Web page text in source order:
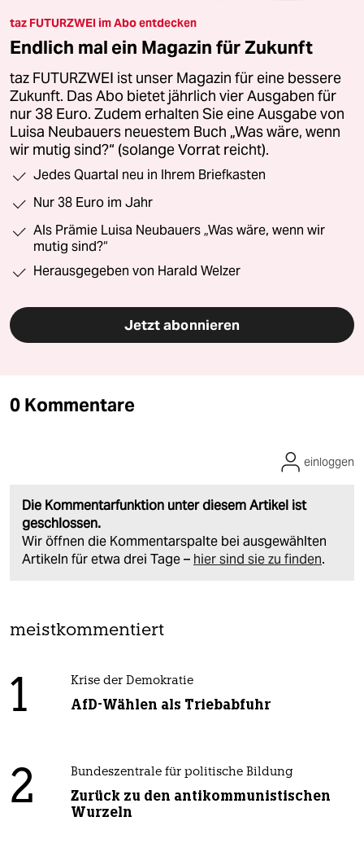
taz FUTURZWEI im Abo entdecken
Endlich mal ein Magazin für Zukunft
taz FUTURZWEI ist unser Magazin für eine bessere
Zukunft. Das Abo bietet jährlich vier Ausgaben für
nur 38 Euro. Zudem erhalten Sie eine Ausgabe von
Luisa Neubauers neuestem Buch „Was wäre, wenn
wir mutig sind?“ (solange Vorrat reicht).
Jedes Quartal neu in Ihrem Briefkasten
Nur 38 Euro im Jahr
Als Prämie Luisa Neubauers „Was wäre, wenn wir
mutig sind?“
Herausgegeben von Harald Welzer
Jetzt abonnieren
0 Kommentare
Die Kommentarfunktion unter diesem Artikel ist
geschlossen.
Wir öffnen die Kommentarspalte bei ausgewählten
Artikeln für etwa drei Tage – hier sind sie zu finden.
einloggen
meistkommentiert
1 Krise der Demokratie
AfD-Wählen als Triebabfuhr
2 Bundeszentrale für politische Bildung
Zurück zu den antikommunistischen
Wurzeln